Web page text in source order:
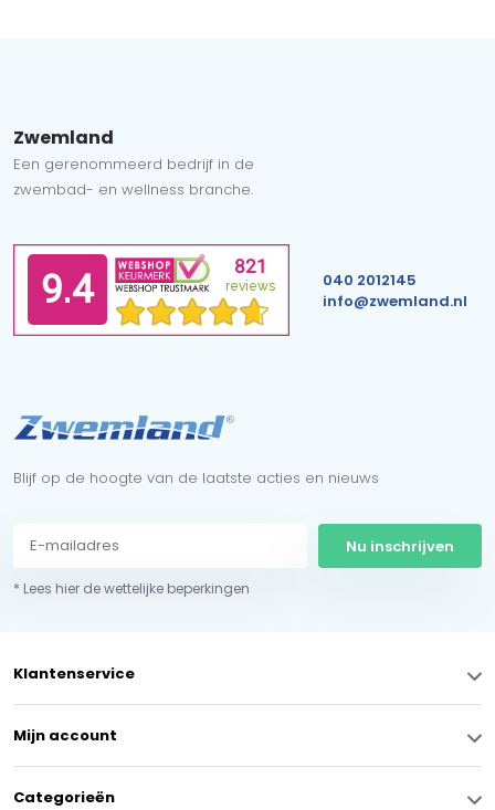
Zwemland
Een gerenommeerd bedrijf in de
zwembad- en wellness branche.
040 2012145
info@zwemland.nl
Blijf op de hoogte van de laatste acties en nieuws
Nu inschrijven
* Lees hier de wettelijke beperkingen
Klantenservice
Mijn account
Categorieën